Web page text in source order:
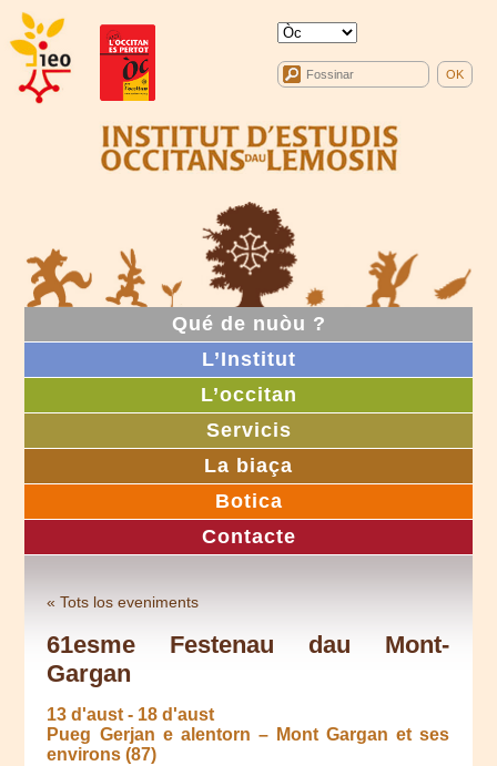
Qué de nuòu ?
L’Institut
L’occitan
Servicis
La biaça
Botica
Contacte
« Tots los eveniments
61esme Festenau dau Mont-
Gargan
13 d'aust - 18 d'aust
Pueg Gerjan e alentorn – Mont Gargan et ses
environs (87)